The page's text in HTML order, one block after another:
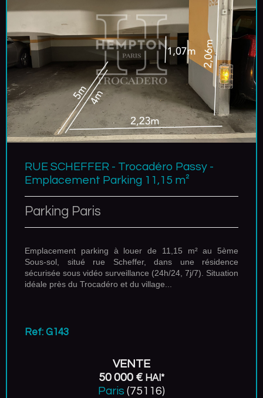
RUE SCHEFFER - Trocadéro Passy -
Emplacement Parking 11,15 m²
Parking Paris
Emplacement parking à louer de 11,15 m² au 5ème
Sous-sol, situé rue Scheffer, dans une résidence
sécurisée sous vidéo surveillance (24h/24, 7j/7). Situation
idéale près du Trocadéro et du village...
Ref: G143
VENTE
50 000 € HAI*
Paris (75116)